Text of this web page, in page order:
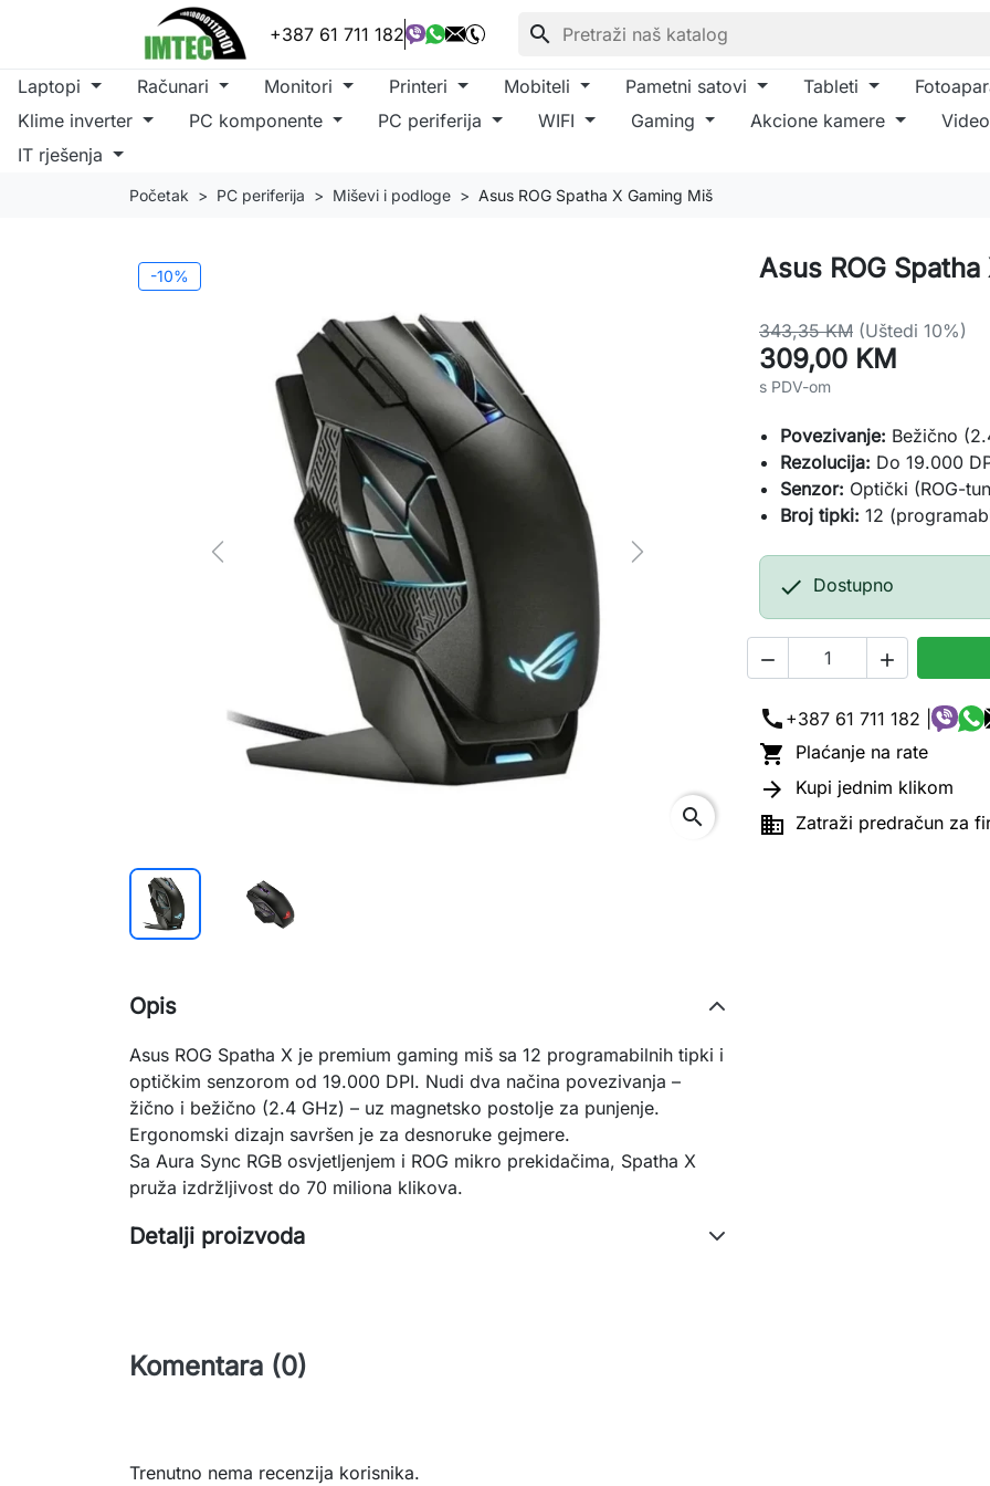
+387 61 711 182 search
Laptopi Računari Monitori Printeri Mobiteli Pametni satovi Tableti
Klime inverter
PC komponente PC periferija WIFI Gaming Akcione kamere
IT rješenja
Početak PC periferija Miševi i podloge Asus ROG Spatha X Gaming Miš
-10%
Previous Next
search
Asus ROG
343,35 KM (Uštedi 10%)
309,00 KM
s PDV-om
Povezivanje: Bežično
Rezolucija: Do 19.000
Senzor: Optički (ROG-
Broj tipki: 12
 Dostupno
 
call +387 61 711 182 |
 Plaćanje na rate
 Kupi jednim klikom
 Zatraži predračun za
Opis
Asus ROG Spatha X je premium gaming miš sa 12 programabilnih tipki i
optičkim senzorom od 19.000 DPI. Nudi dva načina povezivanja –
žično i bežično (2.4 GHz) – uz magnetsko postolje za punjenje.
Ergonomski dizajn savršen je za desnoruke gejmere.
Sa Aura Sync RGB osvjetljenjem i ROG mikro prekidačima, Spatha X
pruža izdržljivost do 70 miliona klikova.
Detalji proizvoda
Komentara (0)
Trenutno nema recenzija korisnika.